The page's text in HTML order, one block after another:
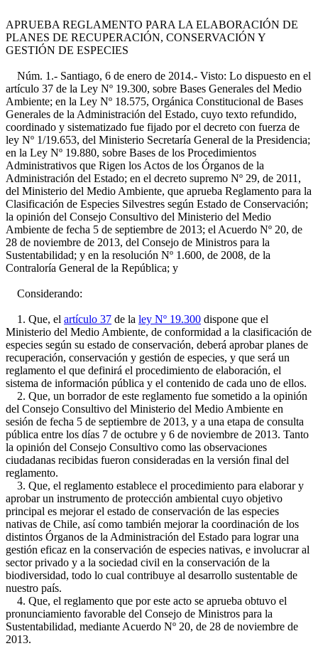
APRUEBA REGLAMENTO PARA LA ELABORACIÓN DE
PLANES DE RECUPERACIÓN, CONSERVACIÓN Y
GESTIÓN DE ESPECIES
Núm. 1.- Santiago, 6 de enero de 2014.- Visto: Lo dispuesto en el
artículo 37 de la Ley Nº 19.300, sobre Bases Generales del Medio
Ambiente; en la Ley Nº 18.575, Orgánica Constitucional de Bases
Generales de la Administración del Estado, cuyo texto refundido,
coordinado y sistematizado fue fijado por el decreto con fuerza de
ley Nº 1/19.653, del Ministerio Secretaría General de la Presidencia;
en la Ley Nº 19.880, sobre Bases de los Procedimientos
Administrativos que Rigen los Actos de los Órganos de la
Administración del Estado; en el decreto supremo Nº 29, de 2011,
del Ministerio del Medio Ambiente, que aprueba Reglamento para la
Clasificación de Especies Silvestres según Estado de Conservación;
la opinión del Consejo Consultivo del Ministerio del Medio
Ambiente de fecha 5 de septiembre de 2013; el Acuerdo Nº 20, de
28 de noviembre de 2013, del Consejo de Ministros para la
Sustentabilidad; y en la resolución Nº 1.600, de 2008, de la
Contraloría General de la República; y
Considerando:
1. Que, el artículo 37 de la ley Nº 19.300 dispone que el
Ministerio del Medio Ambiente, de conformidad a la clasificación de
especies según su estado de conservación, deberá aprobar planes de
recuperación, conservación y gestión de especies, y que será un
reglamento el que definirá el procedimiento de elaboración, el
sistema de información pública y el contenido de cada uno de ellos.
2. Que, un borrador de este reglamento fue sometido a la opinión
del Consejo Consultivo del Ministerio del Medio Ambiente en
sesión de fecha 5 de septiembre de 2013, y a una etapa de consulta
pública entre los días 7 de octubre y 6 de noviembre de 2013. Tanto
la opinión del Consejo Consultivo como las observaciones
ciudadanas recibidas fueron consideradas en la versión final del
reglamento.
3. Que, el reglamento establece el procedimiento para elaborar y
aprobar un instrumento de protección ambiental cuyo objetivo
principal es mejorar el estado de conservación de las especies
nativas de Chile, así como también mejorar la coordinación de los
distintos Órganos de la Administración del Estado para lograr una
gestión eficaz en la conservación de especies nativas, e involucrar al
sector privado y a la sociedad civil en la conservación de la
biodiversidad, todo lo cual contribuye al desarrollo sustentable de
nuestro país.
4. Que, el reglamento que por este acto se aprueba obtuvo el
pronunciamiento favorable del Consejo de Ministros para la
Sustentabilidad, mediante Acuerdo Nº 20, de 28 de noviembre de
2013.